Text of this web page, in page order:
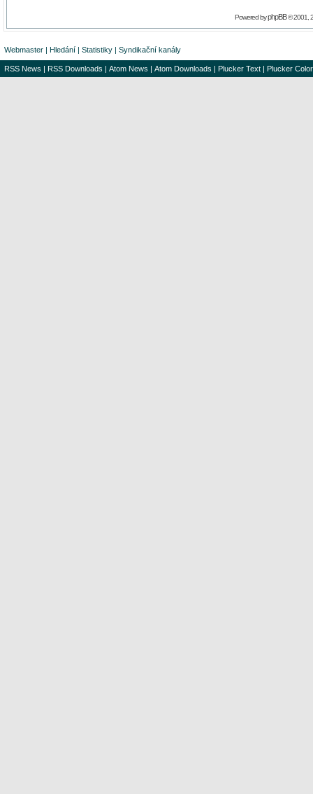
Powered byphpBB© 2001,
Webmaster | Hledání | Statistiky | Syndikační kanály
RSS News | RSS Downloads | Atom News | Atom Downloads | Plucker Text | Plucker Color